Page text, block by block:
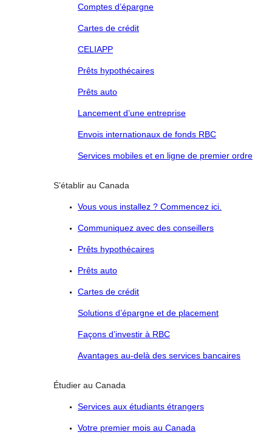
Comptes d’épargne
Cartes de crédit
CELIAPP
Prêts hypothécaires
Prêts auto
Lancement d’une entreprise
Envois internationaux de fonds RBC
Services mobiles et en ligne de premier ordre
S’établir au Canada
Vous vous installez ? Commencez ici.
Communiquez avec des conseillers
Prêts hypothécaires
Prêts auto
Cartes de crédit
Solutions d’épargne et de placement
Façons d’investir à RBC
Avantages au-delà des services bancaires
Étudier au Canada
Services aux étudiants étrangers
Votre premier mois au Canada